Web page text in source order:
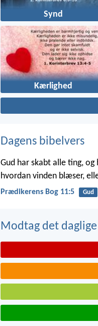
Synd
Kærlighed
Dagens bibelvers
Gud har skabt alle ting,
hvordan vinden blæser,
Prædikerens Bog 11:5 Gud
Modtag det